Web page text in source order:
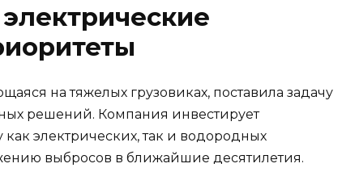
на тяжелых грузовиках, поставила задачу
решений. Компания инвестирует
электрических, так и водородных
выбросов в ближайшие десятилетия.